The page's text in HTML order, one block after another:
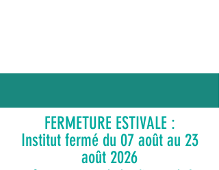
FERMETURE ESTIVALE :
Institut fermé du 07 août au 23
août 2026